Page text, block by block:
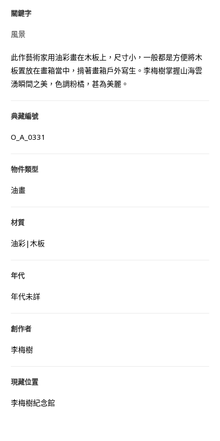
關鍵字
風景
此作藝術家用油彩畫在木板上，尺寸小，一般都是方便將木
板置放在畫箱當中，揹著畫箱戶外寫生。李梅樹掌握山海雲
湧瞬間之美，色調粉橘，甚為美麗。
典藏編號
O_A_0331
物件類型
油畫
材質
油彩|木板
年代
年代未詳
創作者
李梅樹
現藏位置
李梅樹紀念館